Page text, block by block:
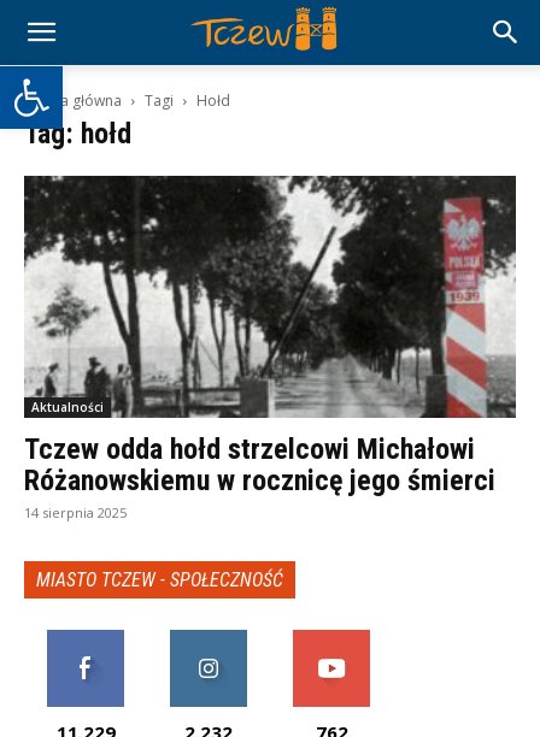
Otwórz pasek narzędzi
Strona główna Tagi Hołd
Tag: hołd
Aktualności
Tczew odda hołd strzelcowi Michałowi
Różanowskiemu w rocznicę jego śmierci
14 sierpnia 2025
MIASTO TCZEW - SPOŁECZNOŚĆ